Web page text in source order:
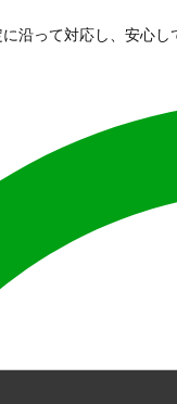
沿って対応し、安心